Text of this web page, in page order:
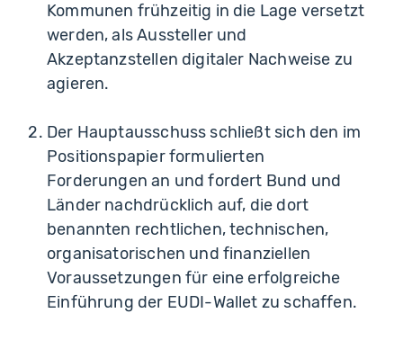
Kommunen frühzeitig in die Lage versetzt
werden, als Aussteller und
Akzeptanzstellen digitaler Nachweise zu
agieren.
Der Hauptausschuss schließt sich den im
Positionspapier formulierten
Forderungen an und fordert Bund und
Länder nachdrücklich auf, die dort
benannten rechtlichen, technischen,
organisatorischen und finanziellen
Voraussetzungen für eine erfolgreiche
Einführung der EUDI-Wallet zu schaffen.